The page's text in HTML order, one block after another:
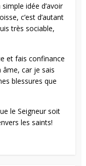
idée d’avoir
c’est d’autant
très sociable,
et fais confinance
âme, car je sais
blessures que
le Seigneur soit
les saints!